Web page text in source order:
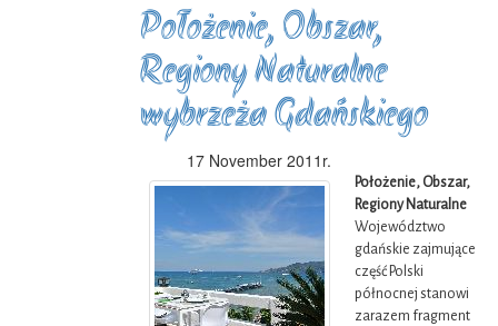
Położenie, Obszar,
Regiony Naturalne
wybrzeża Gdańskiego
17 November 2011r.
Położenie, Obszar,
Regiony Naturalne
Województwo
gdańskie zajmujące
część Polski
północnej stanowi
zarazem fragment